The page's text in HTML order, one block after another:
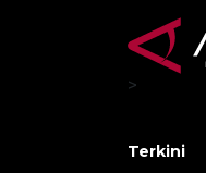
>
Terkini